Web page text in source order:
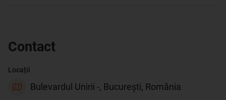
Contact
Locații
Bulevardul Unirii -, București, România